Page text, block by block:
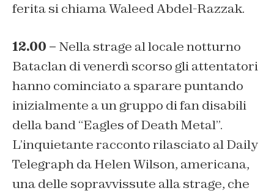
ferita si chiama Waleed Abdel-Razzak.
12.00 – Nella strage al locale notturno
Bataclan di venerdì scorso gli attentatori
hanno cominciato a sparare puntando
inizialmente a un gruppo di fan disabili
della band “Eagles of Death Metal”.
L’inquietante racconto rilasciato al Daily
Telegraph da Helen Wilson, americana,
una delle sopravvissute alla strage, che